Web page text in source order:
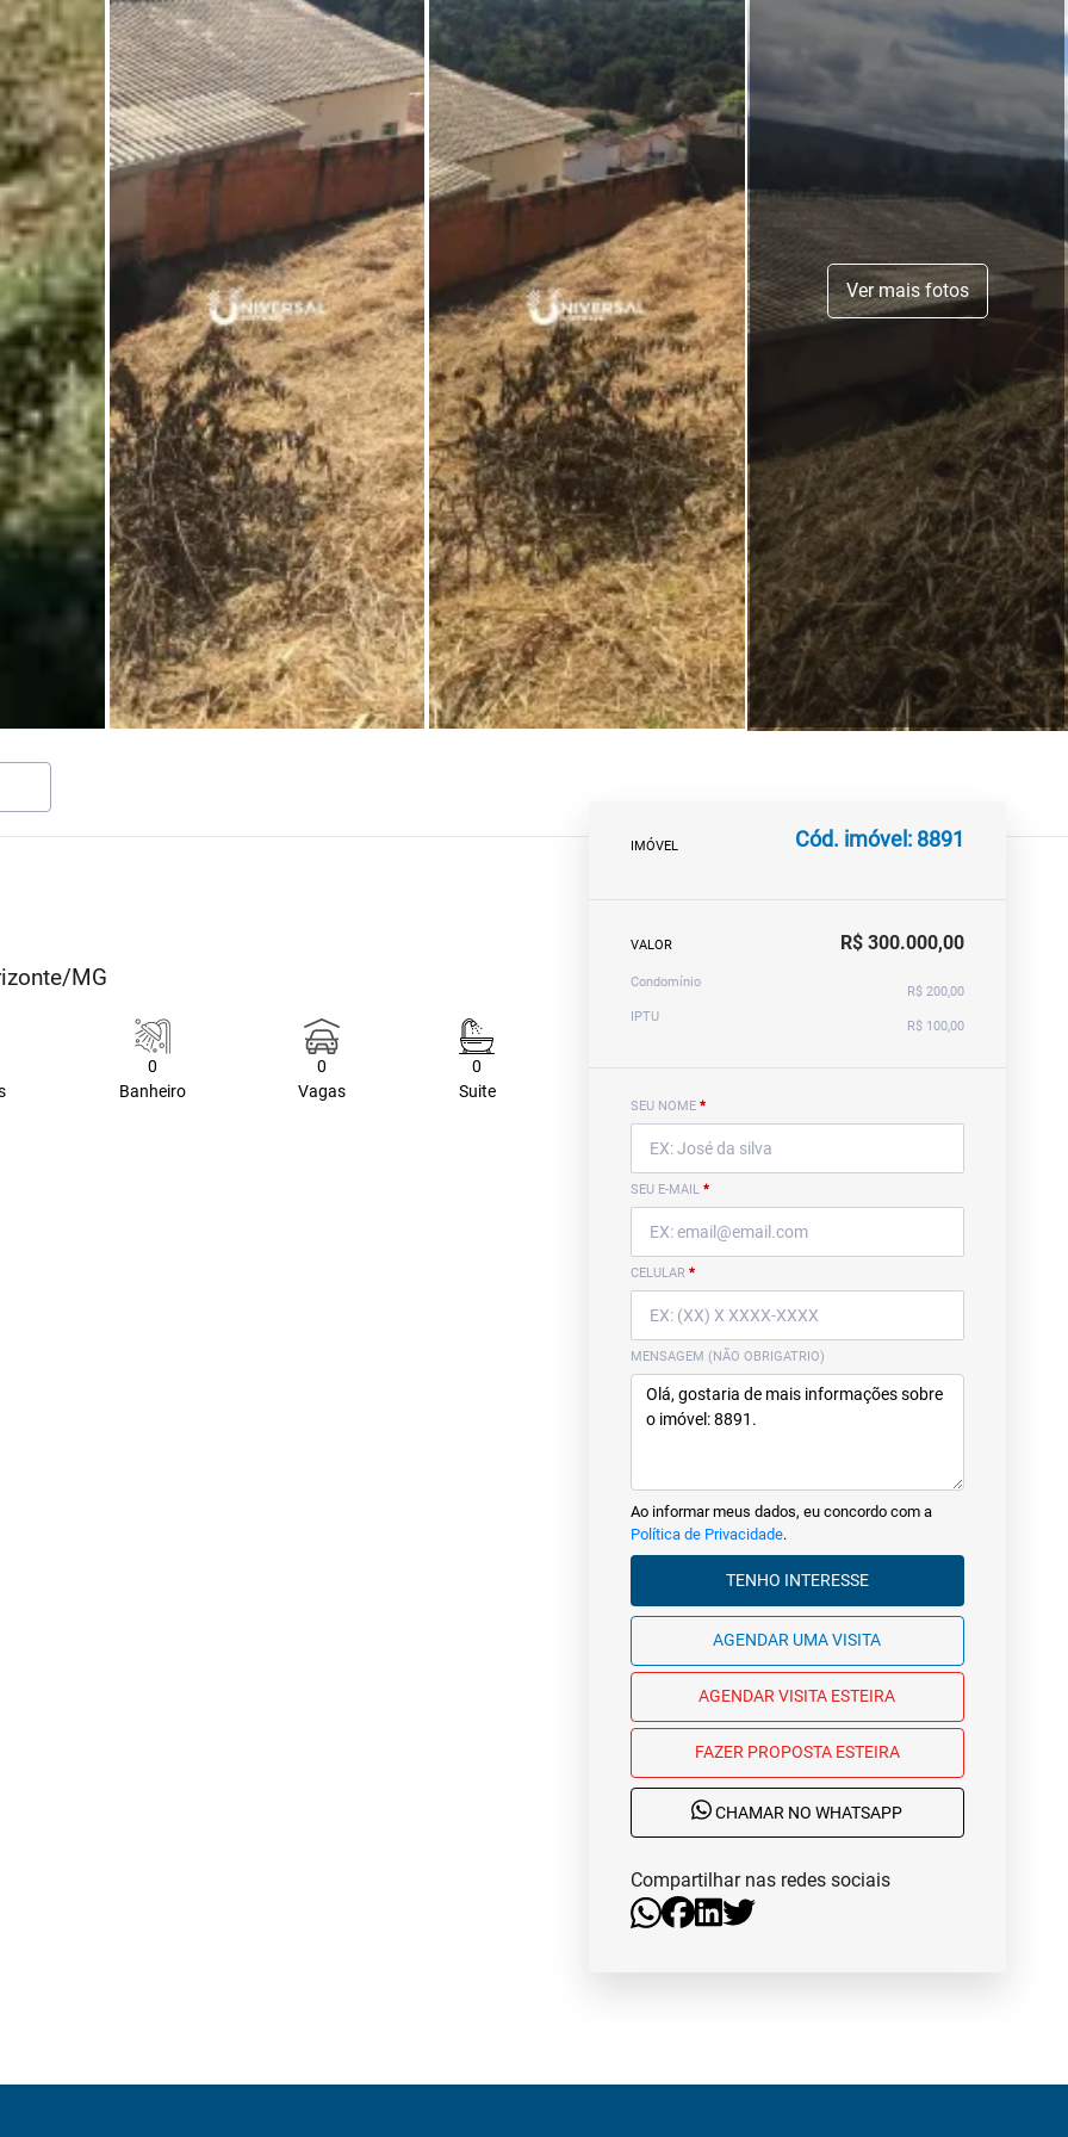
Ver mais fotos
MG
0
Banheiro
0
Vagas
0
Suite
IMÓVEL Cód. imóvel: 8891
VALOR R$ 300.000,00
Condomínio
R$ 200,00
IPTU
R$ 100,00
SEU NOME *
SEU E-MAIL *
CELULAR *
MENSAGEM (NÃO OBRIGATRIO)
Ao informar meus dados, eu concordo com a
Política de Privacidade.
TENHO INTERESSE
AGENDAR UMA VISITA
AGENDAR VISITA ESTEIRA
FAZER PROPOSTA ESTEIRA
CHAMAR NO WHATSAPP
Compartilhar nas redes sociais